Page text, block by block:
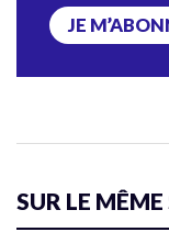
JE
SUR LE MÊME